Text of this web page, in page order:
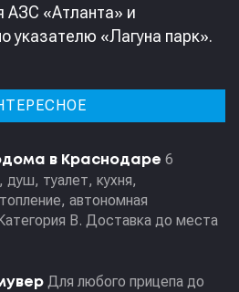
АЗС «Атланта» и
указателю «Лагуна парк».
в Краснодаре 6
туалет, кухня,
автономная
В. Доставка до места
Для любого прицепа до